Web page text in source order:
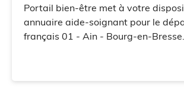
Portail bien-être met à votre
annuaire aide-soignant pour le
français 01 - Ain - Bourg-en-Bresse.